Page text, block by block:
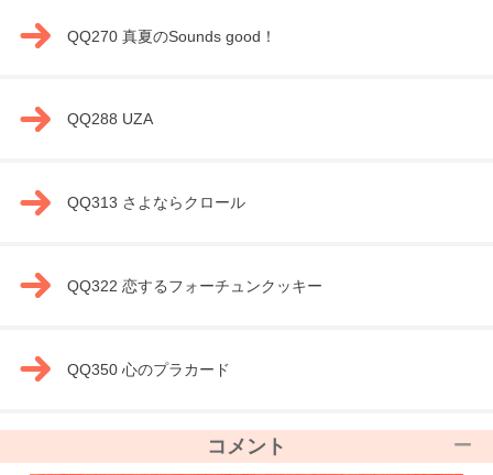
QQ270 真夏のSounds good！
QQ288 UZA
QQ313 さよならクロール
QQ322 恋するフォーチュンクッキー
QQ350 心のプラカード
コメント